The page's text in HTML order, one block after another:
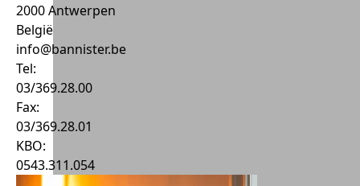
2000 Antwerpen
België
info@bannister.be
Tel:
03/369.28.00
Fax:
03/369.28.01
KBO:
0543.311.054